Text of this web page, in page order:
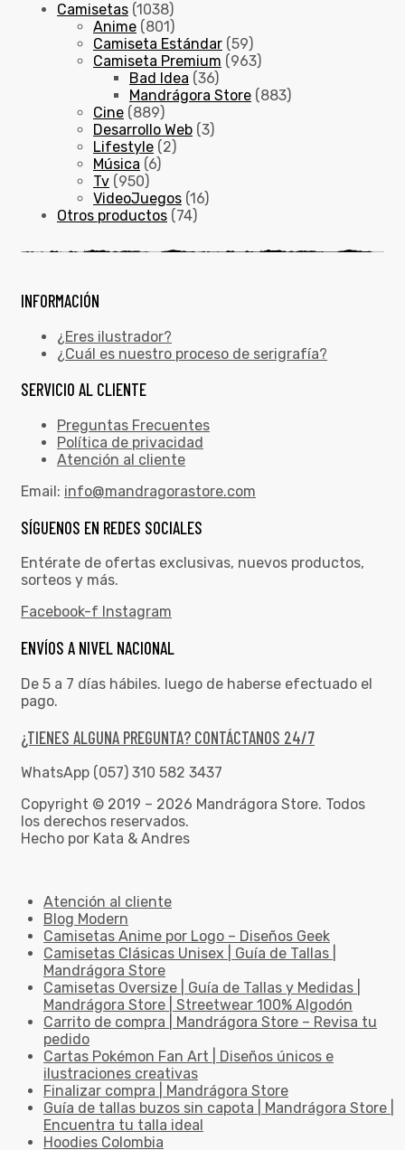
Camisetas (1038)
Anime (801)
Camiseta Estándar (59)
Camiseta Premium (963)
Bad Idea (36)
Mandrágora Store (883)
Cine (889)
Desarrollo Web (3)
Lifestyle (2)
Música (6)
Tv (950)
VideoJuegos (16)
Otros productos (74)
INFORMACIÓN
¿Eres ilustrador?
¿Cuál es nuestro proceso de serigrafía?
SERVICIO AL CLIENTE
Preguntas Frecuentes
Política de privacidad
Atención al cliente
Email: info@mandragorastore.com
SÍGUENOS EN REDES SOCIALES
Entérate de ofertas exclusivas, nuevos productos,
sorteos y más.
Facebook-f Instagram
ENVÍOS A NIVEL NACIONAL
De 5 a 7 días hábiles. luego de haberse efectuado el
pago.
¿TIENES ALGUNA PREGUNTA? CONTÁCTANOS 24/7
WhatsApp (057) 310 582 3437
Copyright © 2019 – 2026 Mandrágora Store. Todos
los derechos reservados.
Hecho por Kata & Andres
Atención al cliente
Blog Modern
Camisetas Anime por Logo – Diseños Geek
Camisetas Clásicas Unisex | Guía de Tallas |
Mandrágora Store
Camisetas Oversize | Guía de Tallas y Medidas |
Mandrágora Store | Streetwear 100% Algodón
Carrito de compra | Mandrágora Store – Revisa tu
pedido
Cartas Pokémon Fan Art | Diseños únicos e
ilustraciones creativas
Finalizar compra | Mandrágora Store
Guía de tallas buzos sin capota | Mandrágora Store |
Encuentra tu talla ideal
Hoodies Colombia